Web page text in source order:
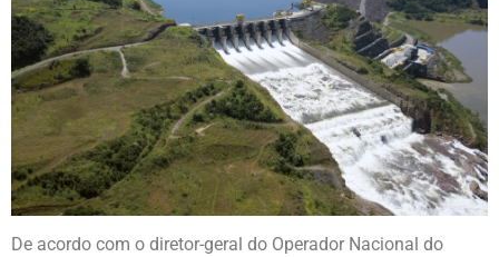
De acordo com o diretor-geral do Operador Nacional do